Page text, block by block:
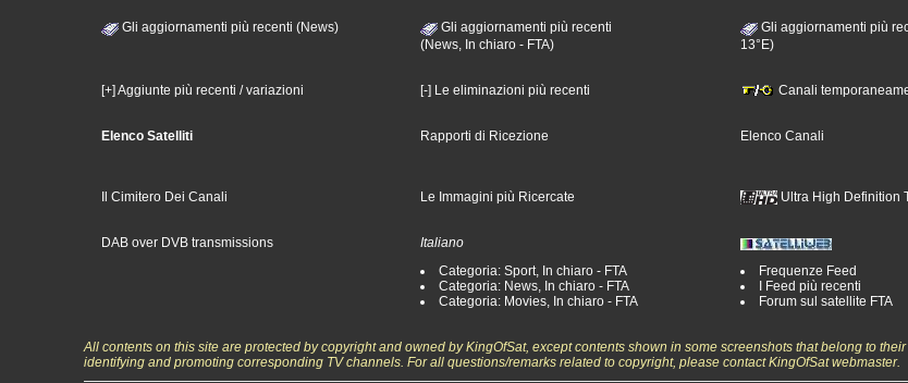
Gli aggiornamenti più recenti (News)
Gli aggiornamenti più recenti
(News, In chiaro - FTA)
Gli aggiornamenti più
13°E)
[+] Aggiunte più recenti / variazioni [-] Le eliminazioni più recenti Canali
Elenco Satelliti Rapporti di Ricezione Elenco Canali
Il Cimitero Dei Canali Le Immagini più Ricercate Ultra High Definition
DAB over DVB transmissions
Italiano
Categoria: Sport, In chiaro - FTA
Categoria: News, In chiaro - FTA
Categoria: Movies, In chiaro - FTA
Frequenze Feed
I Feed più recenti
Forum sul satellite FTA
All contents on this site are protected by copyright and owned by KingOfSat, except contents shown in some screenshots that belong to
identifying and promoting corresponding TV channels. For all questions/remarks related to copyright, please contact KingOfSat webmaster.